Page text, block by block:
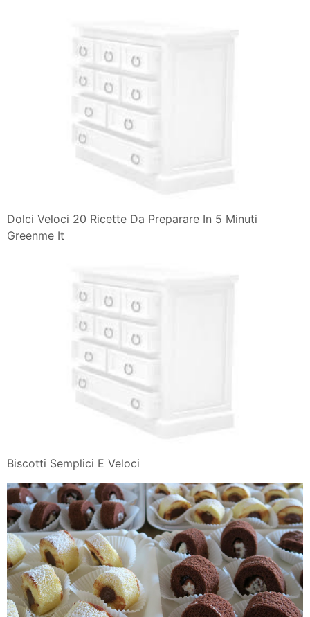
Dolci Veloci 20 Ricette Da Preparare In 5 Minuti
Greenme It
Biscotti Semplici E Veloci